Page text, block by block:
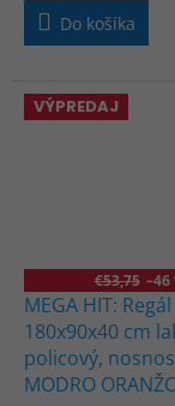
Do košíka
VÝPREDAJ
€53,75 –46
MEGA HIT: Regál
180x90x40 cm
policový,
MODRO